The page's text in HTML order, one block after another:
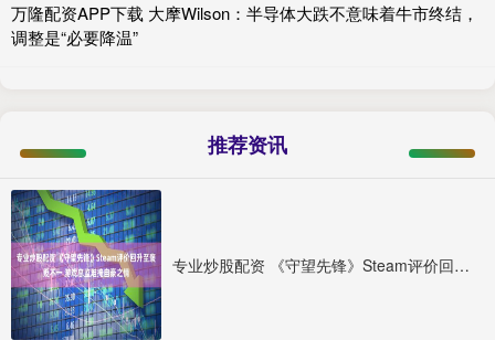
万隆配资APP下载 大摩Wilson：半导体大跌不意味着牛市终结，
调整是“必要降温”
推荐资讯
专业炒股配资 《守望先锋》Steam评价回升至褒贬不一 游戏总监难掩自豪之情